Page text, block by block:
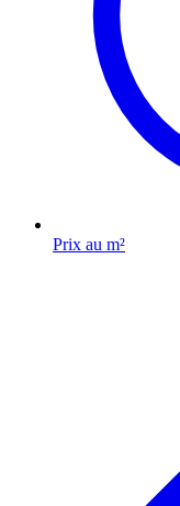
Prix au m²